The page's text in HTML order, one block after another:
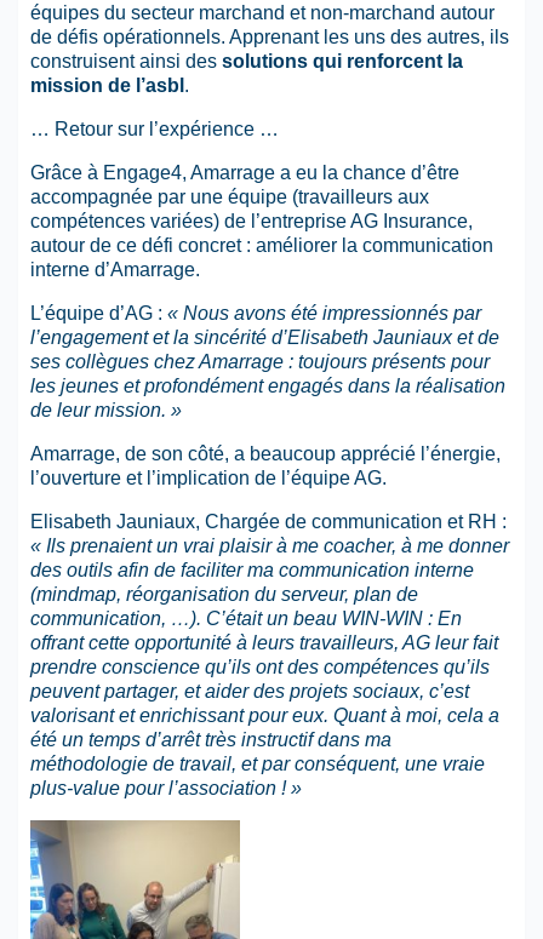
équipes du secteur marchand et non-marchand autour
de défis opérationnels. Apprenant les uns des autres, ils
construisent ainsi des solutions qui renforcent la
mission de l’asbl .
… Retour sur l’expérience …
Grâce à Engage4, Amarrage a eu la chance d’être
accompagnée par une équipe (travailleurs aux
compétences variées) de l’entreprise AG Insurance,
autour de ce défi concret : améliorer la communication
interne d’Amarrage.
L’équipe d’AG : « Nous avons été impressionnés par
l’engagement et la sincérité d’Elisabeth Jauniaux et de
ses collègues chez Amarrage : toujours présents pour
les jeunes et profondément engagés dans la réalisation
de leur mission. »
Amarrage, de son côté, a beaucoup apprécié l’énergie,
l’ouverture et l’implication de l’équipe AG.
Elisabeth Jauniaux, Chargée de communication et RH :
« Ils prenaient un vrai plaisir à me coacher, à me donner
des outils afin de faciliter ma communication interne
(mindmap, réorganisation du serveur, plan de
communication, …). C’était un beau WIN-WIN : En
offrant cette opportunité à leurs travailleurs, AG leur fait
prendre conscience qu’ils ont des compétences qu’ils
peuvent partager, et aider des projets sociaux, c’est
valorisant et enrichissant pour eux. Quant à moi, cela a
été un temps d’arrêt très instructif dans ma
méthodologie de travail, et par conséquent, une vraie
plus-value pour l’association ! »